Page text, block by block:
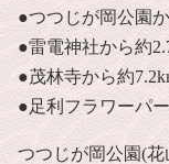
●つつじが岡公園
●雷電神社から約
●茂林寺から約
●足利フラワーパ
つつじが岡公園(